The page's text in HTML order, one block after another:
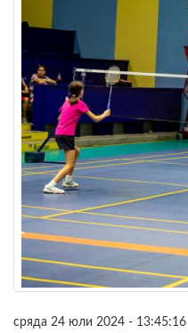
сряда 24 юли 2024 - 13:45:16